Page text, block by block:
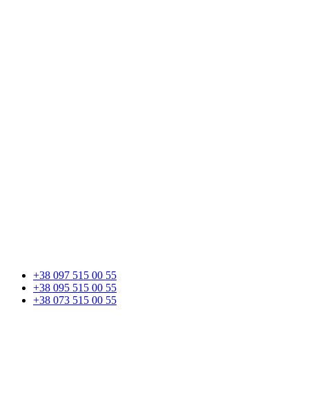
+38 097 515 00 55
+38 095 515 00 55
+38 073 515 00 55